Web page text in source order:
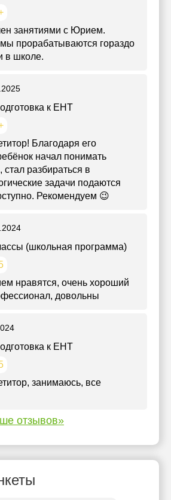
занятиями с Юрием.
прорабатываются гораздо
в школе.
к ЕНТ
Благодаря его
начал понимать
разбираться в
задачи подаются
Рекомендуем 😉
(школьная программа)
нравятся, очень хороший
довольны
к ЕНТ
занимаюсь, все
отзывов»